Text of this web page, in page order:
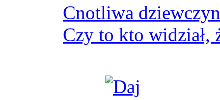
Cnotliwa
Czy to kto widział,